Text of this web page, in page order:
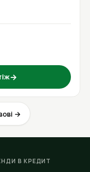
→
→
В КРЕДИТ